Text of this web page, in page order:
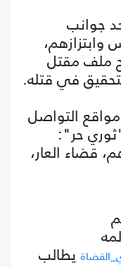
جوانب
وابتزازهم،
ملف مقتل
في قتله.
مواقع التواصل
حر":
قضاء العار،
يطالب